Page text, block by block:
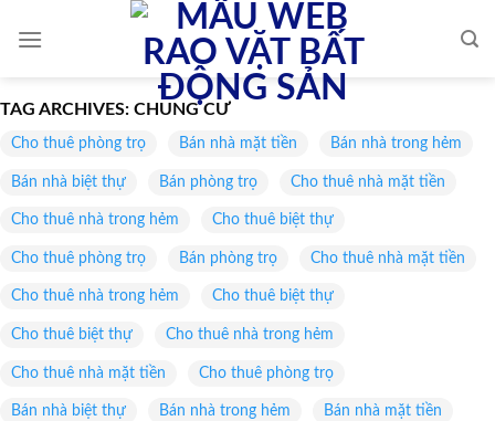
TAG ARCHIVES: CHUNG CƯ
Cho thuê phòng trọ Bán nhà mặt tiền Bán nhà trong hẻm
Bán nhà biệt thự Bán phòng trọ Cho thuê nhà mặt tiền
Cho thuê nhà trong hẻm Cho thuê biệt thự
Cho thuê phòng trọ Bán phòng trọ Cho thuê nhà mặt tiền
Cho thuê nhà trong hẻm Cho thuê biệt thự
Cho thuê biệt thự Cho thuê nhà trong hẻm
Cho thuê nhà mặt tiền Cho thuê phòng trọ
Bán nhà biệt thự Bán nhà trong hẻm Bán nhà mặt tiền